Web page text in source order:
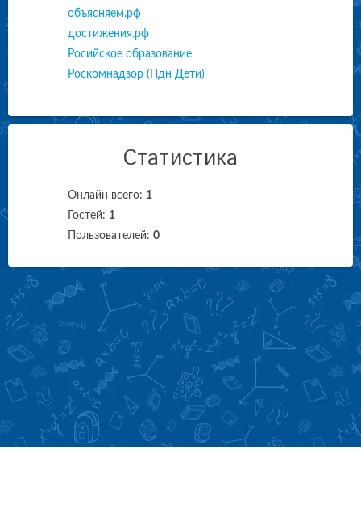
объясняем.рф
достижения.рф
Росийское образование
Роскомнадзор (Пдн Дети)
Статистика
Онлайн всего: 1
Гостей: 1
Пользователей: 0